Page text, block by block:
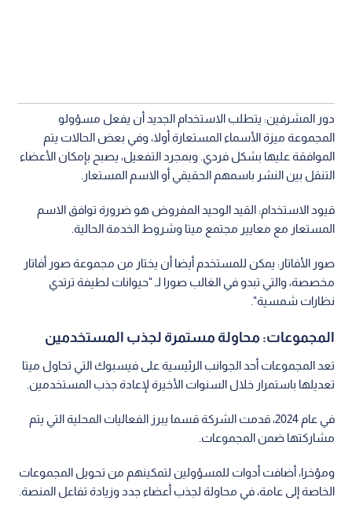
دور المشرفين: يتطلب الاستخدام الجديد أن يفعل مسؤولو
المجموعة ميزة الأسماء المستعارة أولا، وفي بعض الحالات يتم
الموافقة عليها بشكل فردي. وبمجرد التفعيل، يصبح بإمكان الأعضاء
التنقل بين النشر باسمهم الحقيقي أو الاسم المستعار.
قيود الاستخدام: القيد الوحيد المفروض هو ضرورة توافق الاسم
المستعار مع معايير مجتمع ميتا وشروط الخدمة الحالية.
صور الأفاتار: يمكن للمستخدم أيضا أن يختار من مجموعة صور أفاتار
مخصصة، والتي تبدو في الغالب صورا لـ "حيوانات لطيفة ترتدي
نظارات شمسية".
المجموعات: محاولة مستمرة لجذب المستخدمين
تعد المجموعات أحد الجوانب الرئيسية على فيسبوك التي تحاول ميتا
تعديلها باستمرار خلال السنوات الأخيرة لإعادة جذب المستخدمين.
في عام 2024، قدمت الشركة قسما يبرز الفعاليات المحلية التي يتم
مشاركتها ضمن المجموعات.
ومؤخرا، أضافت أدوات للمسؤولين لتمكينهم من تحويل المجموعات
الخاصة إلى عامة، في محاولة لجذب أعضاء جدد وزيادة تفاعل المنصة.